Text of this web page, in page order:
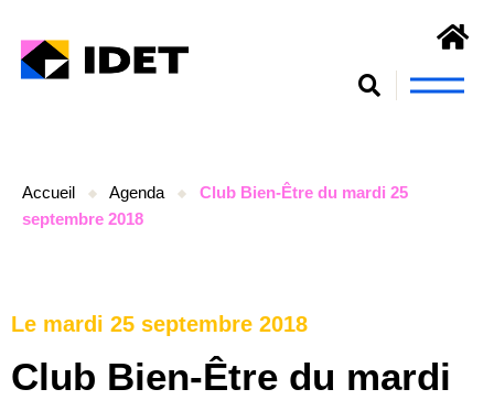
Accueil Agenda
Club Bien-Être du mardi 25
septembre 2018
Le mardi 25 septembre 2018
Club Bien-Être du mardi